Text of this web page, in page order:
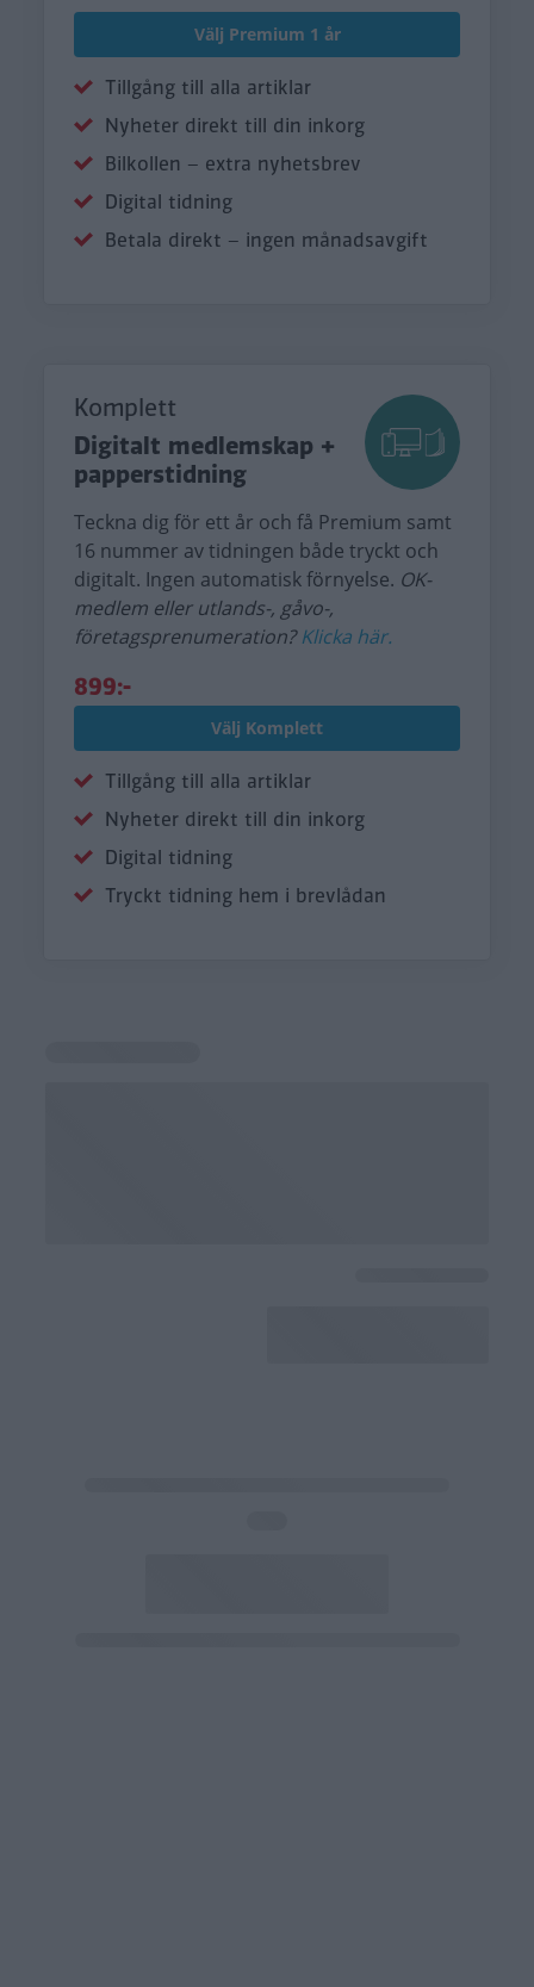
Välj Premium 1 år
Tillgång till alla artiklar
Nyheter direkt till din inkorg
Bilkollen – extra nyhetsbrev
Digital tidning
Betala direkt – ingen månadsavgift
Komplett
Digitalt medlemskap +
papperstidning
Teckna dig för ett år och få Premium samt
16 nummer av tidningen både tryckt och
digitalt. Ingen automatisk förnyelse. OK-
medlem eller utlands-, gåvo-,
företagsprenumeration?Klicka här.
899:-
Välj Komplett
Tillgång till alla artiklar
Nyheter direkt till din inkorg
Digital tidning
Tryckt tidning hem i brevlådan